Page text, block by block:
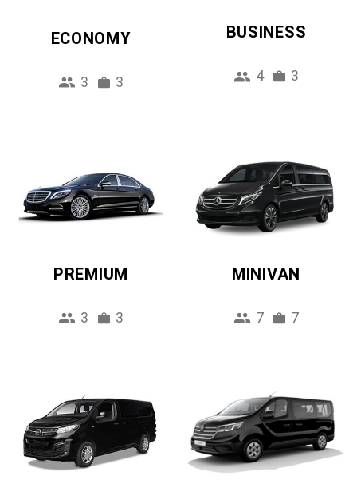
ECONOMY
3 3
BUSINESS
4 3
PREMIUM
3 3
MINIVAN
7 7